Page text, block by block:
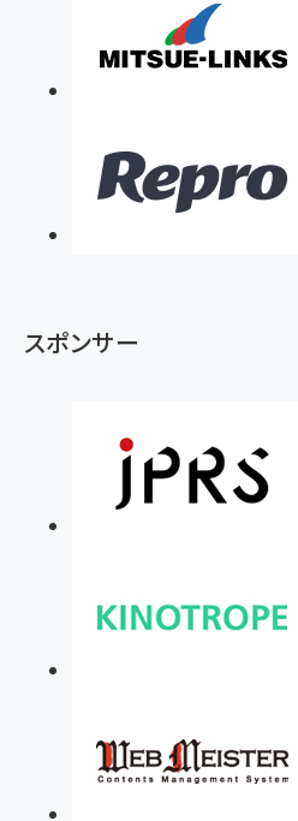
スポンサー